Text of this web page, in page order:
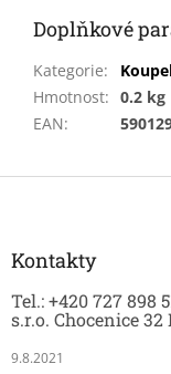
Doplňkové
Kategorie:
Hmotnost: 0.2 kg
EAN:
Z
Kontakty
Tel.: +420 727 898
s.r.o. Chocenice
9.8.2021